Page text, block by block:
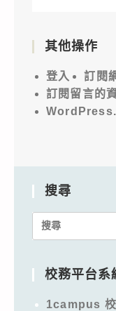
其他操作
登入
訂閱
訂閱留言的
搜尋
Search
校務平台系
1campus